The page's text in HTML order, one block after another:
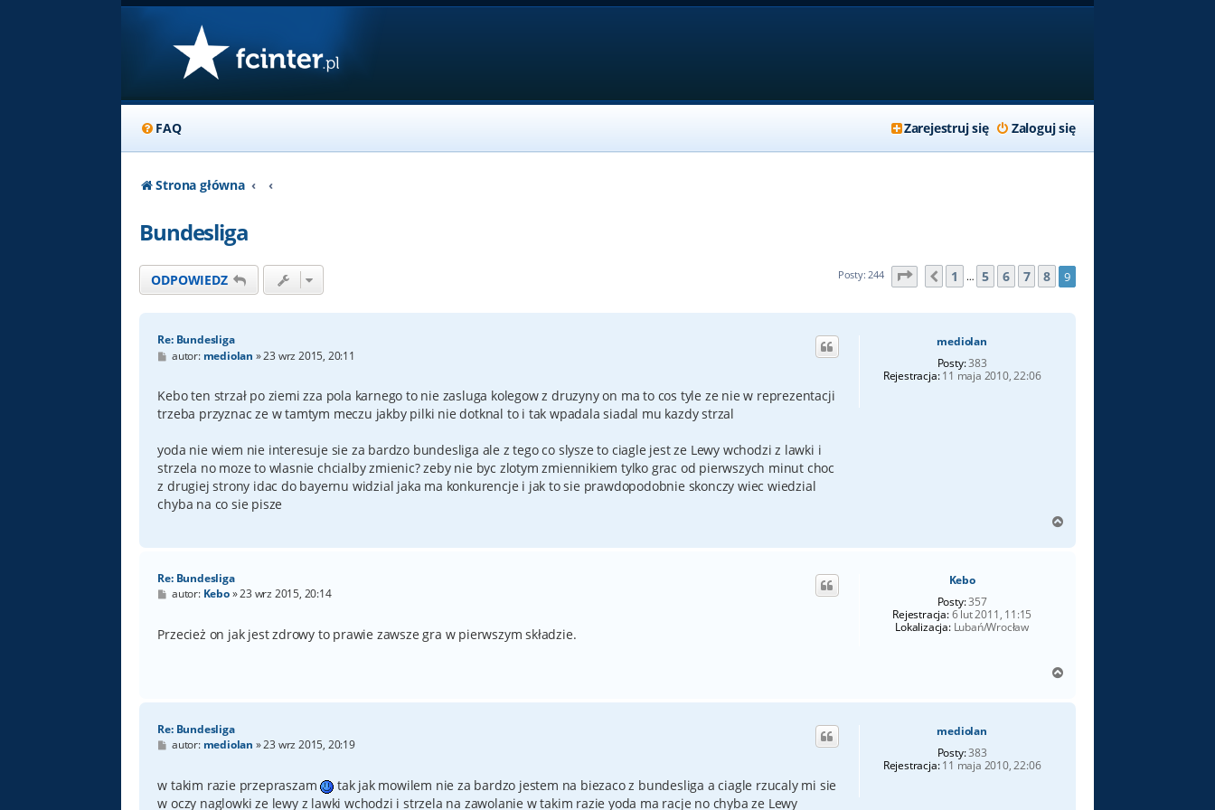
FAQ Zaloguj się
Zarejestruj się
Strona główna
Bundesliga
ODPOWIEDZ Posty: 244 Strona z 9
Poprzednia
1 … 5 6 7 8 9
mediolan
Posty:383
Rejestracja:11 maja 2010, 22:06
Re: Bundesliga
P
t
autor: mediolan »23 wrz 2015, 20:11
Kebo ten strzał po ziemi zza pola karnego to nie zasluga kolegow z druzyny on ma to cos tyle ze nie w reprezentacji
trzeba przyznac ze w tamtym meczu jakby pilki nie dotknal to i tak wpadala siadal mu kazdy strzal
yoda nie wiem nie interesuje sie za bardzo bundesliga ale z tego co slysze to ciagle jest ze Lewy wchodzi z lawki i
strzela no moze to wlasnie chcialby zmienic? zeby nie byc zlotym zmiennikiem tylko grac od pierwszych minut choc
z drugiej strony idac do bayernu widzial jaka ma konkurencje i jak to sie prawdopodobnie skonczy wiec wiedzial
chyba na co sie pisze
g
Kebo
Posty:357
Rejestracja:6 lut 2011, 11:15
Lokalizacja:Lubań/Wrocław
Re: Bundesliga
P
t
autor: Kebo»23 wrz 2015, 20:14
Przecież on jak jest zdrowy to prawie zawsze gra w pierwszym składzie.
g
mediolan
Posty:383
Rejestracja:11 maja 2010, 22:06
Re: Bundesliga
P
t
autor: mediolan »23 wrz 2015, 20:19
w takim razie przepraszam
tak jak mowilem nie za bardzo jestem na biezaco z bundesliga a ciagle rzucaly mi sie
w oczy naglowki ze lewy z lawki wchodzi i strzela na zawolanie w takim razie yoda ma racje no chyba ze Lewy